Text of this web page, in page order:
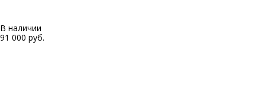
В наличии
91 000 руб.